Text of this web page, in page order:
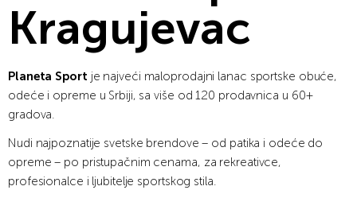
Kragujevac
Planeta Sport je najveći maloprodajni lanac sportske obuće,
odeće i opreme u Srbiji, sa više od 120 prodavnica u 60+
gradova.
Nudi najpoznatije svetske brendove – od patika i odeće do
opreme – po pristupačnim cenama, za rekreativce,
profesionalce i ljubitelje sportskog stila.